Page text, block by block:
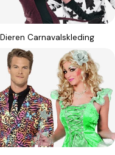
Dieren Carnavalskleding